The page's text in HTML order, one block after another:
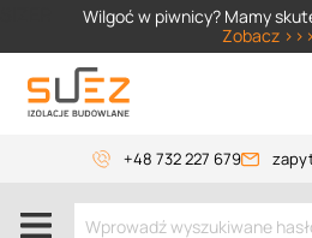
Wilgoć w piwnicy? Mamy
Zobacz >>>
+48 732 227 679